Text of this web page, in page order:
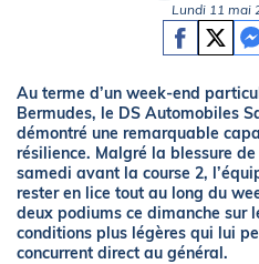
Lundi 11 mai
Au terme d’un week-end
Bermudes, le DS Automobiles
démontré une remarquable
résilience. Malgré la blessure
samedi avant la course 2,
rester en lice tout au long du
deux podiums ce dimanche sur
conditions plus légères qui lui
concurrent direct au général.